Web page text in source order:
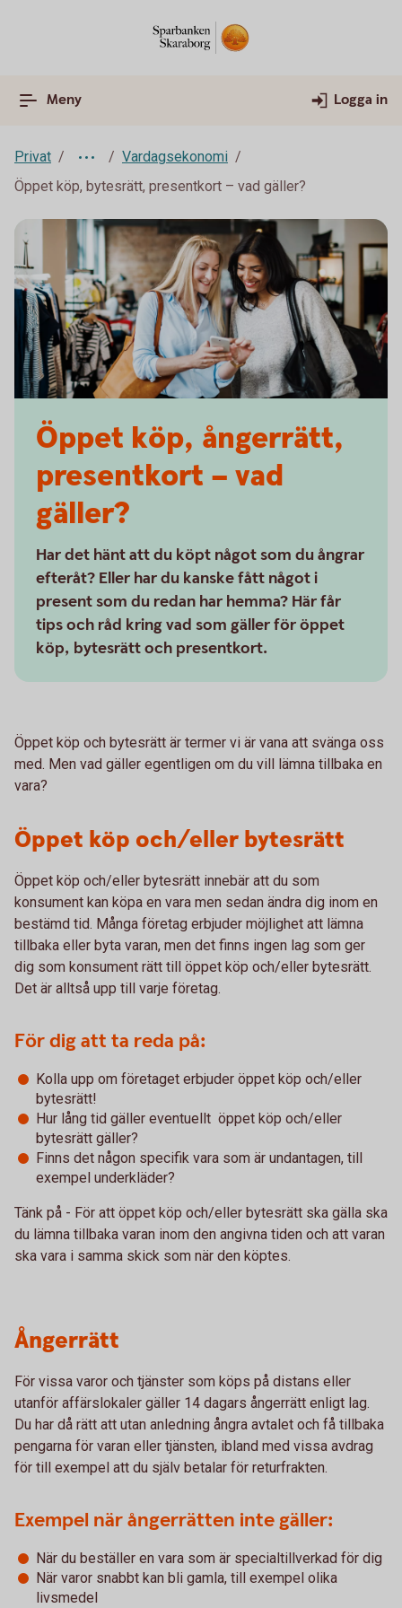
Meny Logga in
Privat
Vardagsekonomi
Öppet köp, bytesrätt, presentkort – vad gäller?
Öppet köp, ångerrätt,
presentkort – vad
gäller?
Har det hänt att du köpt något som du ångrar
efteråt? Eller har du kanske fått något i
present som du redan har hemma? Här får
tips och råd kring vad som gäller för öppet
köp, bytesrätt och presentkort.
Öppet köp och bytesrätt är termer vi är vana att svänga oss
med. Men vad gäller egentligen om du vill lämna tillbaka en
vara?
Öppet köp och/eller bytesrätt
Öppet köp och/eller bytesrätt innebär att du som
konsument kan köpa en vara men sedan ändra dig inom en
bestämd tid. Många företag erbjuder möjlighet att lämna
tillbaka eller byta varan, men det finns ingen lag som ger
dig som konsument rätt till öppet köp och/eller bytesrätt.
Det är alltså upp till varje företag.
För dig att ta reda på:
Kolla upp om företaget erbjuder öppet köp och/eller
bytesrätt!
Hur lång tid gäller eventuellt öppet köp och/eller
bytesrätt gäller?
Finns det någon specifik vara som är undantagen, till
exempel underkläder?
Tänk på - För att öppet köp och/eller bytesrätt ska gälla ska
du lämna tillbaka varan inom den angivna tiden och att varan
ska vara i samma skick som när den köptes.
Ångerrätt
För vissa varor och tjänster som köps på distans eller
utanför affärslokaler gäller 14 dagars ångerrätt enligt lag.
Du har då rätt att utan anledning ångra avtalet och få tillbaka
pengarna för varan eller tjänsten, ibland med vissa avdrag
för till exempel att du själv betalar för returfrakten.
Exempel när ångerrätten inte gäller:
När du beställer en vara som är specialtillverkad för dig
När varor snabbt kan bli gamla, till exempel olika
livsmedel